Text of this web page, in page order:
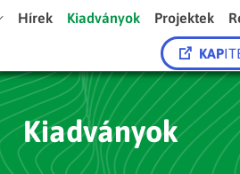
Hírek Kiadványok Projektek
KAP
Kiadványok